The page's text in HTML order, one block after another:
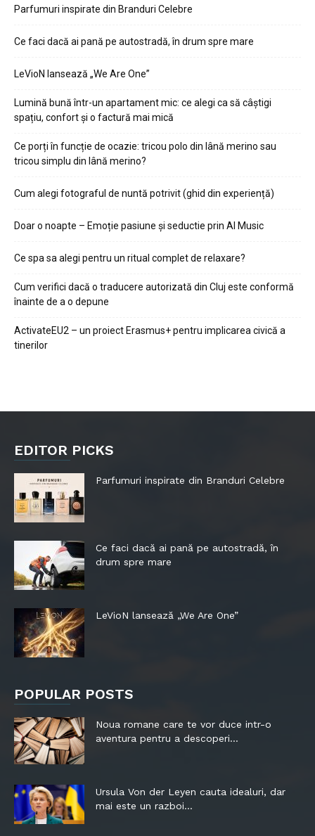
Parfumuri inspirate din Branduri Celebre
Ce faci dacă ai pană pe autostradă, în drum spre mare
LeVioN lansează „We Are One”
Lumină bună într-un apartament mic: ce alegi ca să câștigi
spațiu, confort și o factură mai mică
Ce porți în funcție de ocazie: tricou polo din lână merino sau
tricou simplu din lână merino?
Cum alegi fotograful de nuntă potrivit (ghid din experiență)
Doar o noapte – Emoție pasiune și seductie prin AI Music
Ce spa sa alegi pentru un ritual complet de relaxare?
Cum verifici dacă o traducere autorizată din Cluj este conformă
înainte de a o depune
ActivateEU2 – un proiect Erasmus+ pentru implicarea civică a
tinerilor
EDITOR PICKS
Parfumuri inspirate din Branduri Celebre
Ce faci dacă ai pană pe autostradă, în
drum spre mare
LeVioN lansează „We Are One”
POPULAR POSTS
Noua romane care te vor duce intr-o
aventura pentru a descoperi...
Ursula Von der Leyen cauta idealuri, dar
mai este un razboi...